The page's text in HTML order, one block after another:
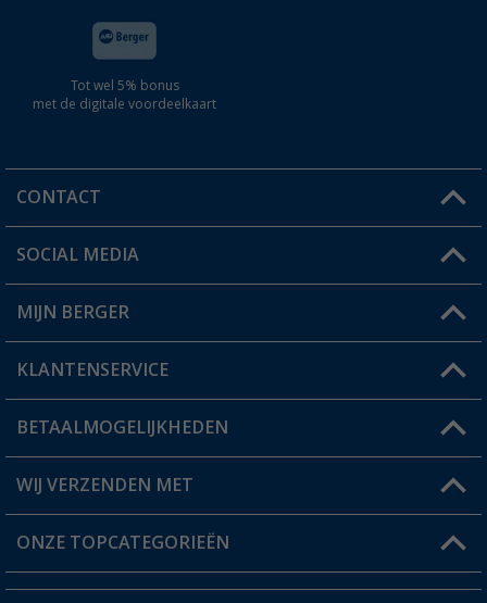
Tot wel 5% bonus
met de digitale voordeelkaart
CONTACT
Een vraag?
Winkel vinden
SOCIAL MEDIA
MIJN BERGER
Mijn account
Status bestelling
Verlanglijstje
KLANTENSERVICE
FAQ & Contact
Verzendinformatie
Catalogus
BETAALMOGELIJKHEDEN
WIJ VERZENDEN MET
ONZE TOPCATEGORIEËN